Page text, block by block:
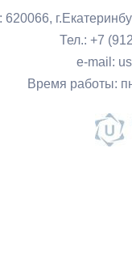
620066,
Тел.: +7
e-mail:
Время работы: